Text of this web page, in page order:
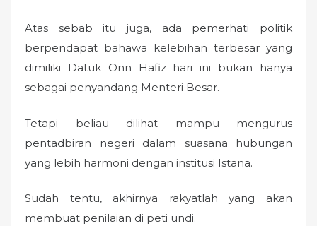
Atas sebab itu juga, ada pemerhati politik
berpendapat bahawa kelebihan terbesar yang
dimiliki Datuk Onn Hafiz hari ini bukan hanya
sebagai penyandang Menteri Besar.
Tetapi beliau dilihat mampu mengurus
pentadbiran negeri dalam suasana hubungan
yang lebih harmoni dengan institusi Istana.
Sudah tentu, akhirnya rakyatlah yang akan
membuat penilaian di peti undi.